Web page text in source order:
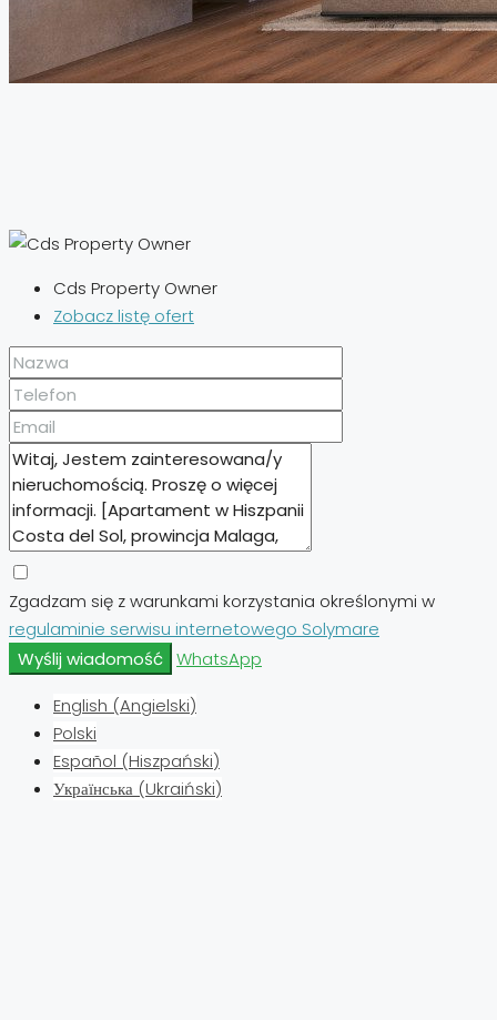
Cds Property Owner
Zobacz listę ofert
Zgadzam się z warunkami korzystania określonymi w
regulaminie serwisu internetowego Solymare
Wyślij wiadomość WhatsApp
English (Angielski)
Polski
Español (Hiszpański)
Українська (Ukraiński)